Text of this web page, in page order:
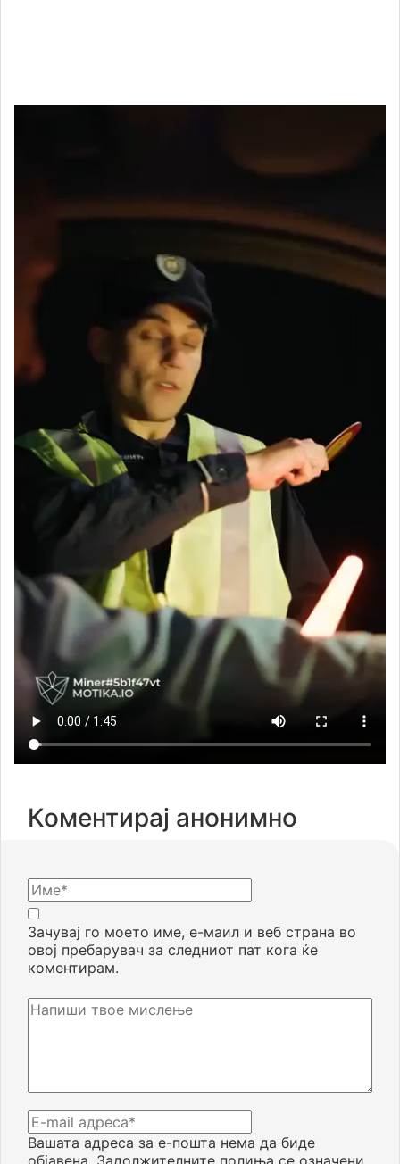
Коментирај анонимно
Вашата адреса за е-пошта нема да биде
објавена. Задолжителните полиња се означени
Зачувај го моето име, е-маил и веб страна во
овој пребарувач за следниот пат кога ќе
коментирам.